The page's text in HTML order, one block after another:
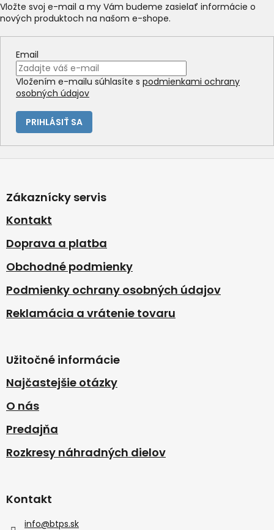
Vložte svoj e-mail a my Vám budeme zasielať informácie o
nových produktoch na našom e-shope.
Email
Vložením e-mailu súhlasíte s podmienkami ochrany
osobných údajov
PRIHLÁSIŤ SA
p
ä
e
Zákaznícky servis
Kontakt
Doprava a platba
Obchodné podmienky
Podmienky ochrany osobných údajov
Reklamácia a vrátenie tovaru
Užitočné informácie
Najčastejšie otázky
O nás
Predajňa
Rozkresy náhradných dielov
Kontakt
info@btps.sk